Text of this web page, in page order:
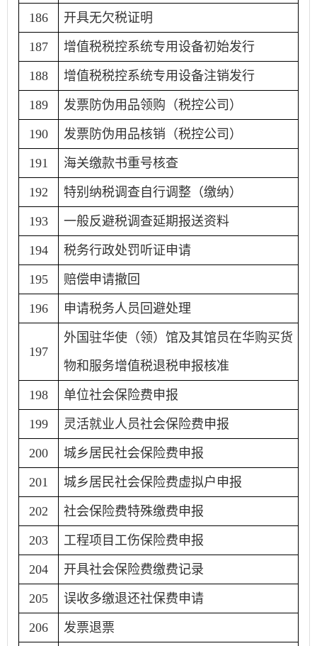
186 开具无欠税证明
187 增值税税控系统专用设备初始发行
188 增值税税控系统专用设备注销发行
189 发票防伪用品领购（税控公司）
190 发票防伪用品核销（税控公司）
191 海关缴款书重号核查
192 特别纳税调查自行调整（缴纳）
193 一般反避税调查延期报送资料
194 税务行政处罚听证申请
195 赔偿申请撤回
196 申请税务人员回避处理
197
外国驻华使（领）馆及其馆员在华购买货
物和服务增值税退税申报核准
198 单位社会保险费申报
199 灵活就业人员社会保险费申报
200 城乡居民社会保险费申报
201 城乡居民社会保险费虚拟户申报
202 社会保险费特殊缴费申报
203 工程项目工伤保险费申报
204 开具社会保险费缴费记录
205 误收多缴退还社保费申请
206 发票退票